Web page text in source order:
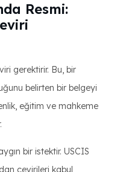
Resmi:
gerektirir. Bu, bir
belirten bir belgeyi
eğitim ve mahkeme
bir istektir. USCIS
çevirileri kabul